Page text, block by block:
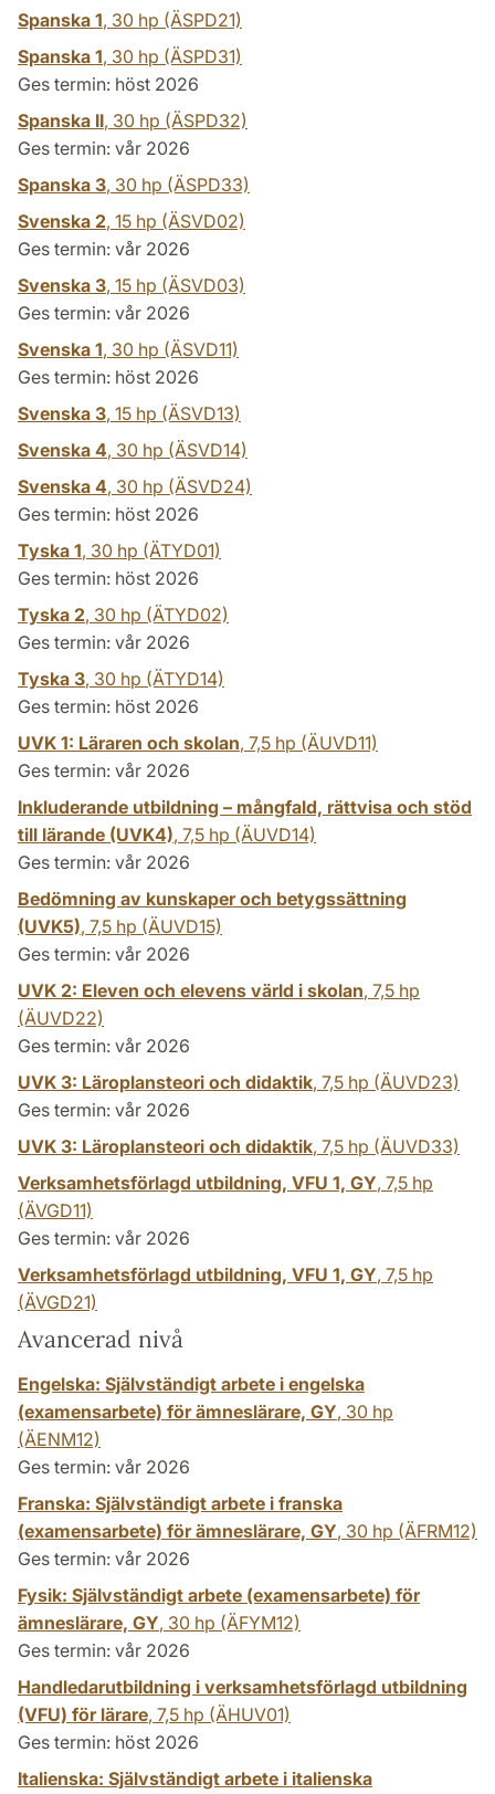
Spanska 1, 30 hp (ÄSPD21)
Spanska 1, 30 hp (ÄSPD31)
Ges termin: höst 2026
Spanska II, 30 hp (ÄSPD32)
Ges termin: vår 2026
Spanska 3, 30 hp (ÄSPD33)
Svenska 2, 15 hp (ÄSVD02)
Ges termin: vår 2026
Svenska 3, 15 hp (ÄSVD03)
Ges termin: vår 2026
Svenska 1, 30 hp (ÄSVD11)
Ges termin: höst 2026
Svenska 3, 15 hp (ÄSVD13)
Svenska 4, 30 hp (ÄSVD14)
Svenska 4, 30 hp (ÄSVD24)
Ges termin: höst 2026
Tyska 1, 30 hp (ÄTYD01)
Ges termin: höst 2026
Tyska 2, 30 hp (ÄTYD02)
Ges termin: vår 2026
Tyska 3, 30 hp (ÄTYD14)
Ges termin: höst 2026
UVK 1: Läraren och skolan, 7,5 hp (ÄUVD11)
Ges termin: vår 2026
Inkluderande utbildning – mångfald, rättvisa och stöd
till lärande (UVK4), 7,5 hp (ÄUVD14)
Ges termin: vår 2026
Bedömning av kunskaper och betygssättning
(UVK5), 7,5 hp (ÄUVD15)
Ges termin: vår 2026
UVK 2: Eleven och elevens värld i skolan, 7,5 hp
(ÄUVD22)
Ges termin: vår 2026
UVK 3: Läroplansteori och didaktik, 7,5 hp (ÄUVD23)
Ges termin: vår 2026
UVK 3: Läroplansteori och didaktik, 7,5 hp (ÄUVD33)
Verksamhetsförlagd utbildning, VFU 1, GY, 7,5 hp
(ÄVGD11)
Ges termin: vår 2026
Verksamhetsförlagd utbildning, VFU 1, GY, 7,5 hp
(ÄVGD21)
Avancerad nivå
Engelska: Självständigt arbete i engelska
(examensarbete) för ämneslärare, GY, 30 hp
(ÄENM12)
Ges termin: vår 2026
Franska: Självständigt arbete i franska
(examensarbete) för ämneslärare, GY, 30 hp (ÄFRM12)
Ges termin: vår 2026
Fysik: Självständigt arbete (examensarbete) för
ämneslärare, GY, 30 hp (ÄFYM12)
Ges termin: vår 2026
Handledarutbildning i verksamhetsförlagd utbildning
(VFU) för lärare, 7,5 hp (ÄHUV01)
Ges termin: höst 2026
Italienska: Självständigt arbete i italienska